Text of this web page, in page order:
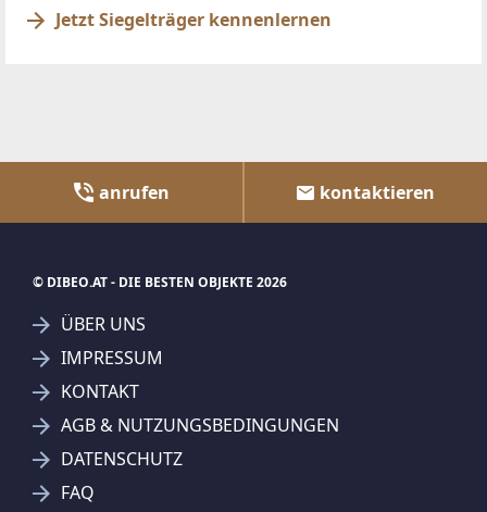
Jetzt Siegelträger kennenlernen
anrufen kontaktieren
© DIBEO.AT - DIE BESTEN OBJEKTE 2026
ÜBER UNS
IMPRESSUM
KONTAKT
AGB & NUTZUNGSBEDINGUNGEN
DATENSCHUTZ
FAQ